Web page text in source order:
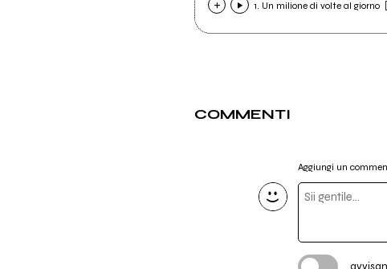
1. Un milione di volte al giorno
COMMENTI
Aggiungi un